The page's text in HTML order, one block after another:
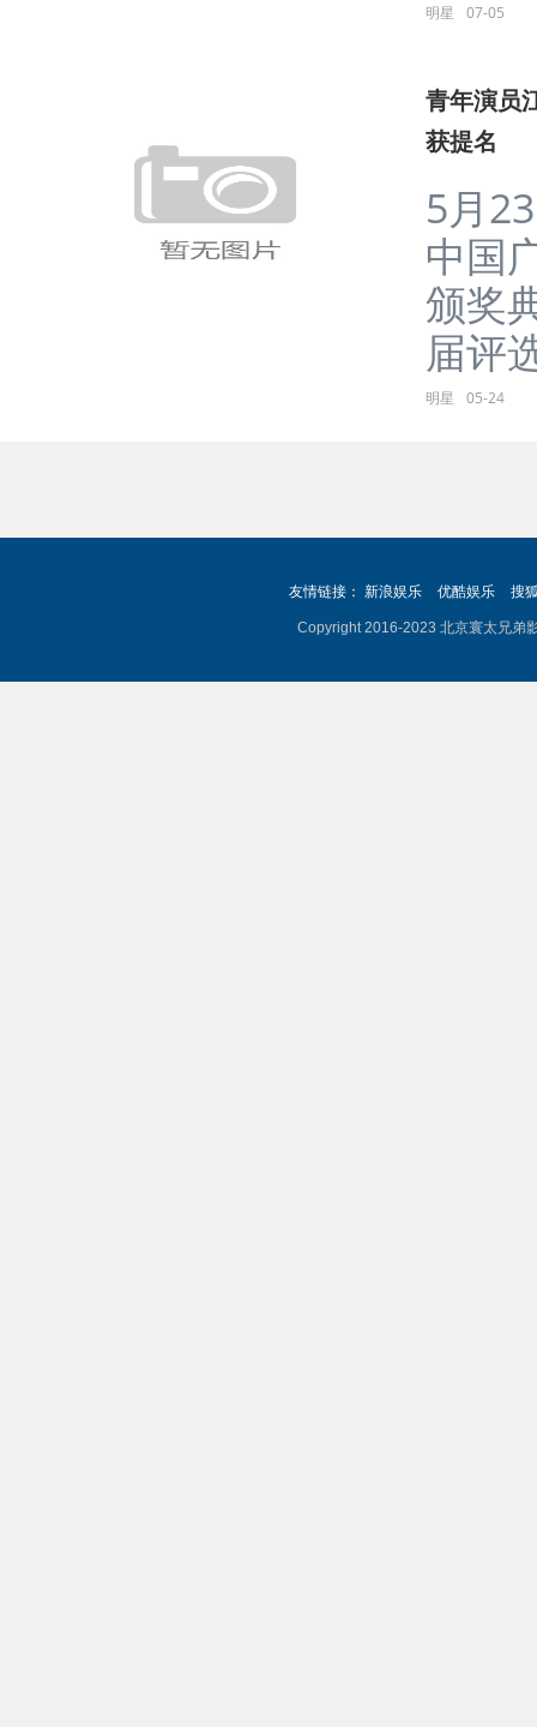
明星 07-05
青年演员
获提名
5月
中国
颁奖
届评
明星 05-24
友情链接： 新浪娱乐 优酷娱乐 搜
Copyright 2016-2023 北京寰太兄弟